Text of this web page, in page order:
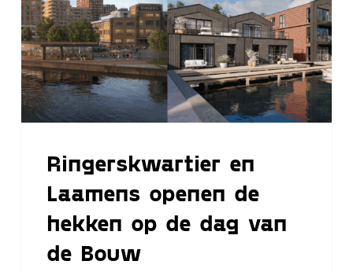
de
hekken
op
de
dag
Bouw
Ringerskwartier en
Laamens openen de
hekken op de dag van
de Bouw